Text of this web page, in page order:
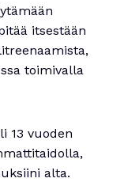
itsestään
toimivalla
13 vuoden
alta.